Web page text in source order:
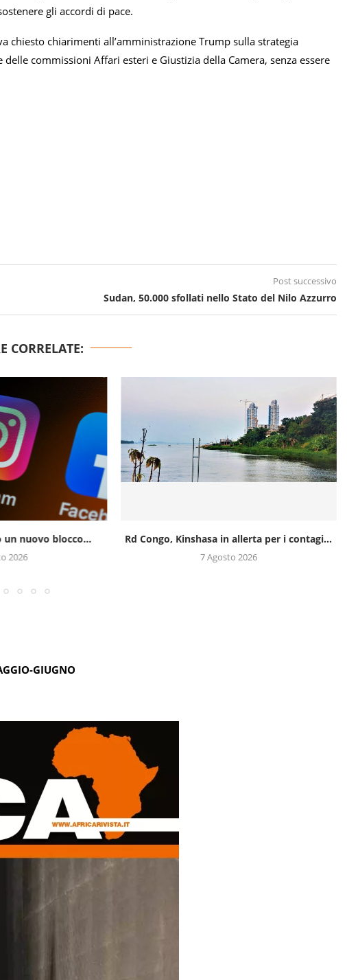
gli accordi di pace.
chiesto chiarimenti all’amministrazione Trump sulla strategia
commissioni Affari esteri e Giustizia della Camera, senza essere
Post successivo
Sudan, 50.000 sfollati nello Stato del Nilo Azzurro
CORRELATE:
un nuovo blocco...
2026
Rd Congo, Kinshasa in allerta per i contagi...
7 Agosto 2026
GIUGNO